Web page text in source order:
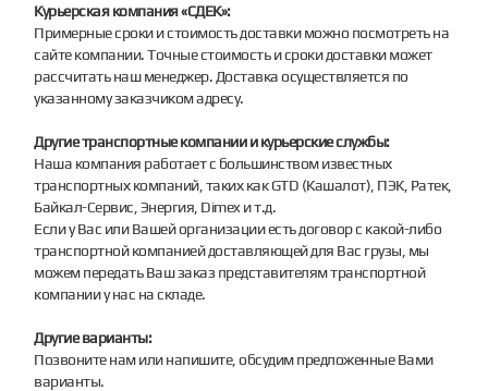
Курьерская компания «СДЕК»:
Примерные сроки и стоимость доставки можно посмотреть на
сайте компании. Точные стоимость и сроки доставки может
рассчитать наш менеджер. Доставка осуществляется по
указанному заказчиком адресу.
Другие транспортные компании и курьерские службы:
Наша компания работает с большинством известных
транспортных компаний, таких как GTD (Кашалот), ПЭК, Ратек,
Байкал-Сервис, Энергия, Dimex и т.д.
Если у Вас или Вашей организации есть договор с какой-либо
транспортной компанией доставляющей для Вас грузы, мы
можем передать Ваш заказ представителям транспортной
компании у нас на складе.
Другие варианты:
Позвоните нам или напишите, обсудим предложенные Вами
варианты.